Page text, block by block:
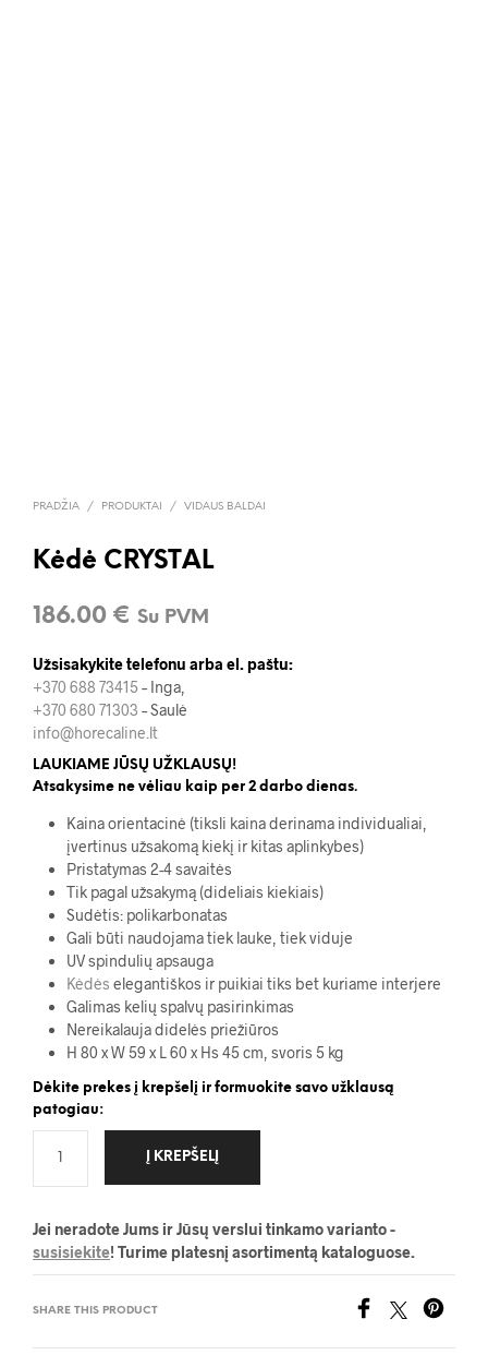
PRADŽIA / PRODUKTAI / VIDAUS BALDAI
Kėdė CRYSTAL
186.00 € Su PVM
Užsisakykite telefonu arba el. paštu:
+370 688 73415 – Inga,
+370 680 71303 – Saulė
info@horecaline.lt
LAUKIAME JŪSŲ UŽKLAUSŲ!
Atsakysime ne vėliau kaip per 2 darbo dienas.
Kaina orientacinė (tiksli kaina derinama individualiai,
įvertinus užsakomą kiekį ir kitas aplinkybes)
Pristatymas 2-4 savaitės
Tik pagal užsakymą (dideliais kiekiais)
Sudėtis: polikarbonatas
Gali būti naudojama tiek lauke, tiek viduje
UV spindulių apsauga
Kėdės elegantiškos ir puikiai tiks bet kuriame interjere
Galimas kelių spalvų pasirinkimas
Nereikalauja didelės priežiūros
H 80 x W 59 x L 60 x Hs 45 cm, svoris 5 kg
Dėkite prekes į krepšelį ir formuokite savo užklausą
patogiau:
Į KREPŠELĮ
Jei neradote Jums ir Jūsų verslui tinkamo varianto -
susisiekite! Turime platesnį asortimentą kataloguose.
SHARE THIS PRODUCT